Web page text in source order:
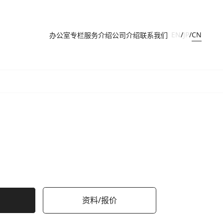
办公室专栏服务介绍公司介绍联系我们 EN/JP/CN
资料/报价